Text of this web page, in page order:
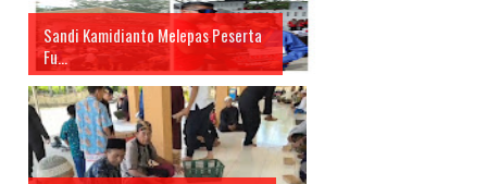
Sandi Kamidianto Melepas Peserta
Fu...